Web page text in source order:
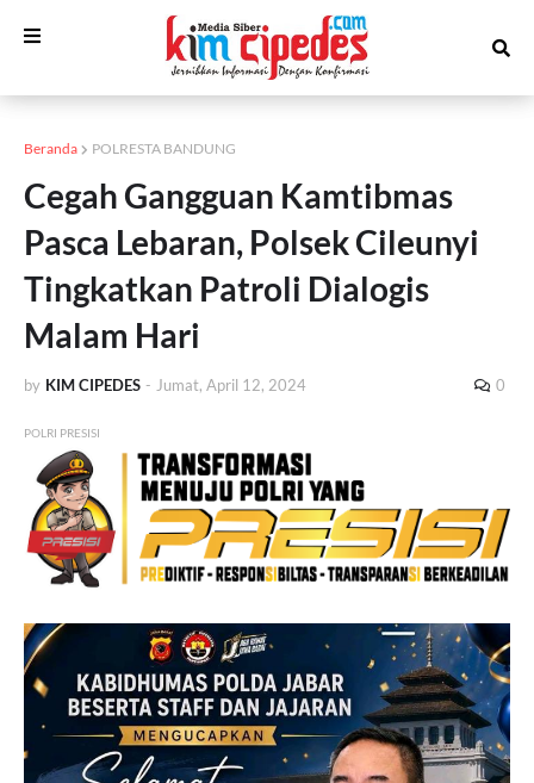
Beranda POLRESTA BANDUNG
Cegah Gangguan Kamtibmas
Pasca Lebaran, Polsek Cileunyi
Tingkatkan Patroli Dialogis
Malam Hari
by KIM CIPEDES - Jumat, April 12, 2024 0
POLRI PRESISI